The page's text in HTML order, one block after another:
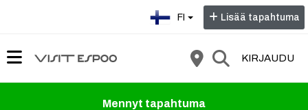
FI Lisää tapahtuma
KIRJAUDU
Mennyt tapahtuma